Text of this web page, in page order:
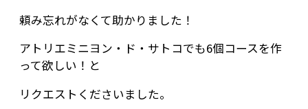
頼み忘れがなくて助かりました！
アトリエミニヨン・ド・サトコでも6個コースを作
って欲しい！と
リクエストくださいました。